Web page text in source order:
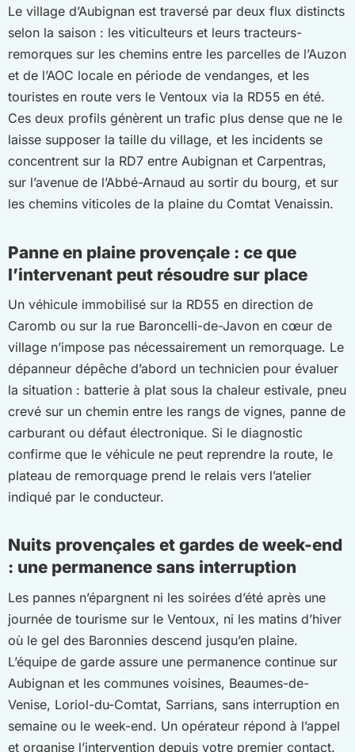
Le village d’Aubignan est traversé par deux flux distincts
selon la saison : les viticulteurs et leurs tracteurs-
remorques sur les chemins entre les parcelles de l’Auzon
et de l’AOC locale en période de vendanges, et les
touristes en route vers le Ventoux via la RD55 en été.
Ces deux profils génèrent un trafic plus dense que ne le
laisse supposer la taille du village, et les incidents se
concentrent sur la RD7 entre Aubignan et Carpentras,
sur l’avenue de l’Abbé-Arnaud au sortir du bourg, et sur
les chemins viticoles de la plaine du Comtat Venaissin.
Panne en plaine provençale : ce que
l’intervenant peut résoudre sur place
Un véhicule immobilisé sur la RD55 en direction de
Caromb ou sur la rue Baroncelli-de-Javon en cœur de
village n’impose pas nécessairement un remorquage. Le
dépanneur dépêche d’abord un technicien pour évaluer
la situation : batterie à plat sous la chaleur estivale, pneu
crevé sur un chemin entre les rangs de vignes, panne de
carburant ou défaut électronique. Si le diagnostic
confirme que le véhicule ne peut reprendre la route, le
plateau de remorquage prend le relais vers l’atelier
indiqué par le conducteur.
Nuits provençales et gardes de week-end
: une permanence sans interruption
Les pannes n’épargnent ni les soirées d’été après une
journée de tourisme sur le Ventoux, ni les matins d’hiver
où le gel des Baronnies descend jusqu’en plaine.
L’équipe de garde assure une permanence continue sur
Aubignan et les communes voisines, Beaumes-de-
Venise, Loriol-du-Comtat, Sarrians, sans interruption en
semaine ou le week-end. Un opérateur répond à l’appel
et organise l’intervention depuis votre premier contact.